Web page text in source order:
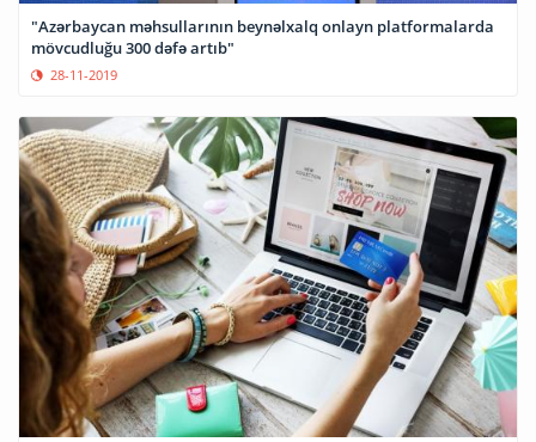
"Azərbaycan məhsullarının beynəlxalq onlayn platformalarda
mövcudluğu 300 dəfə artıb"
28-11-2019